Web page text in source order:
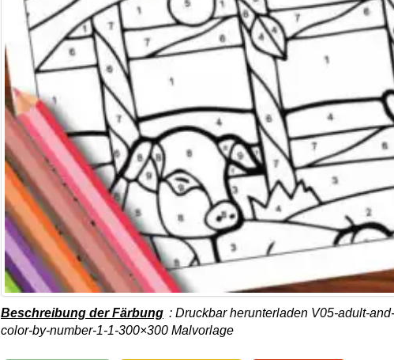
Beschreibung der Färbung : Druckbar herunterladen V05-adult-
color-by-number-1-1-300×300 Malvorlage